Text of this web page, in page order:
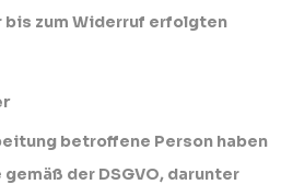
zum Widerruf erfolgten
betroffene Person haben
der DSGVO, darunter